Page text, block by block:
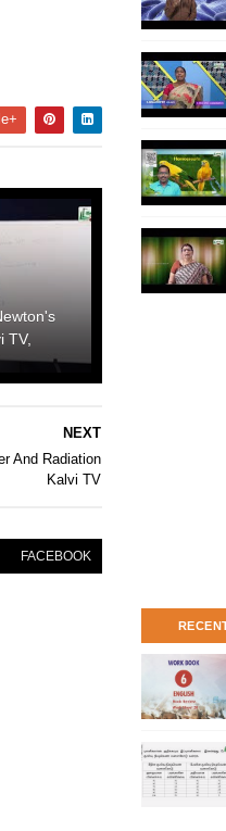
TV,
NEXT
And Radiation
Kalvi TV
FACEBOOK